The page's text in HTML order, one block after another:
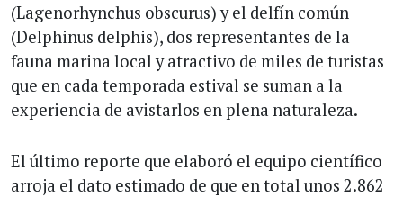
(Lagenorhynchus obscurus) y el delfín común
(Delphinus delphis), dos representantes de la
fauna marina local y atractivo de miles de turistas
que en cada temporada estival se suman a la
experiencia de avistarlos en plena naturaleza.
El último reporte que elaboró el equipo científico
arroja el dato estimado de que en total unos 2.862